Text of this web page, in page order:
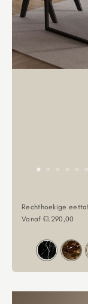
Rechthoekige
Aanbiedingsprijs
Vanaf €1.290,00